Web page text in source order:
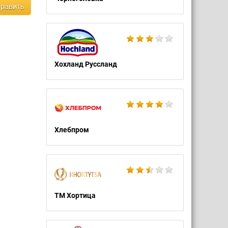
Хохланд Руссланд
Хлебпром
ТМ Хортица